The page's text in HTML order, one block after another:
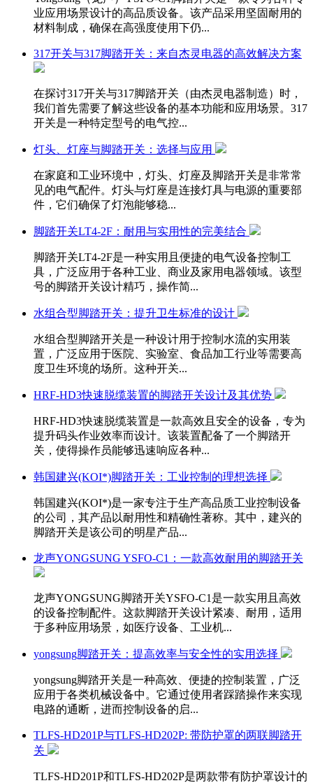
业应用场景设计的高品质设备。该产品采用坚固耐用的
材料制成，确保在高强度使用下仍...
317开关与317脚踏开关：来自杰灵电器的高效解决方案
在探讨317开关与317脚踏开关（由杰灵电器制造）时，
我们首先需要了解这些设备的基本功能和应用场景。317
开关是一种特定型号的电气控...
灯头、灯座与脚踏开关：选择与应用
在家庭和工业环境中，灯头、灯座及脚踏开关是非常常
见的电气配件。灯头与灯座是连接灯具与电源的重要部
件，它们确保了灯泡能够稳...
脚踏开关LT4-2F：耐用与实用性的完美结合
脚踏开关LT4-2F是一种实用且便捷的电气设备控制工
具，广泛应用于各种工业、商业及家用电器领域。该型
号的脚踏开关设计精巧，操作简...
水组合型脚踏开关：提升卫生标准的设计
水组合型脚踏开关是一种设计用于控制水流的实用装
置，广泛应用于医院、实验室、食品加工行业等需要高
度卫生环境的场所。这种开关...
HRF-HD3快速脱缆装置的脚踏开关设计及其优势
HRF-HD3快速脱缆装置是一款高效且安全的设备，专为
提升码头作业效率而设计。该装置配备了一个脚踏开
关，使得操作员能够迅速响应各种...
韩国建兴(KOI*)脚踏开关：工业控制的理想选择
韩国建兴(KOI*)是一家专注于生产高品质工业控制设备
的公司，其产品以耐用性和精确性著称。其中，建兴的
脚踏开关是该公司的明星产品...
龙声YONGSUNG YSFO-C1：一款高效耐用的脚踏开关
龙声YONGSUNG脚踏开关YSFO-C1是一款实用且高效
的设备控制配件。这款脚踏开关设计紧凑、耐用，适用
于多种应用场景，如医疗设备、工业机...
yongsung脚踏开关：提高效率与安全性的实用选择
yongsung脚踏开关是一种高效、便捷的控制装置，广泛
应用于各类机械设备中。它通过使用者踩踏操作来实现
电路的通断，进而控制设备的启...
TLFS-HD201P与TLFS-HD202P: 带防护罩的两联脚踏开
关
TLFS-HD201P和TLFS-HD202P是两款带有防护罩设计的